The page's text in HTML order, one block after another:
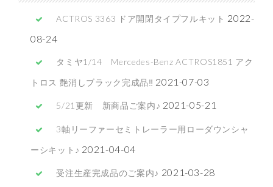
ACTROS 3363 ドア開閉タイプフルキット 2022-
08-24
タミヤ1/14 Mercedes-Benz ACTROS1851 アク
トロス 艶消しブラック完成品‼ 2021-07-03
5/21更新 新商品ご案内♪ 2021-05-21
3軸リーファーセミトレーラー用ローダウンシャ
ーシキット♪ 2021-04-04
受注生産完成品のご案内♪ 2021-03-28